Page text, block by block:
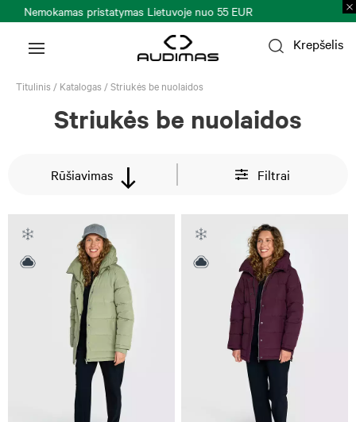
Prekių grąžinimas per 30 k. d.Plačiau >
Krepšelis
Titulinis / Katalogas /Striukės be nuolaidos
Striukės be nuolaidos
Rūšiavimas Filtrai